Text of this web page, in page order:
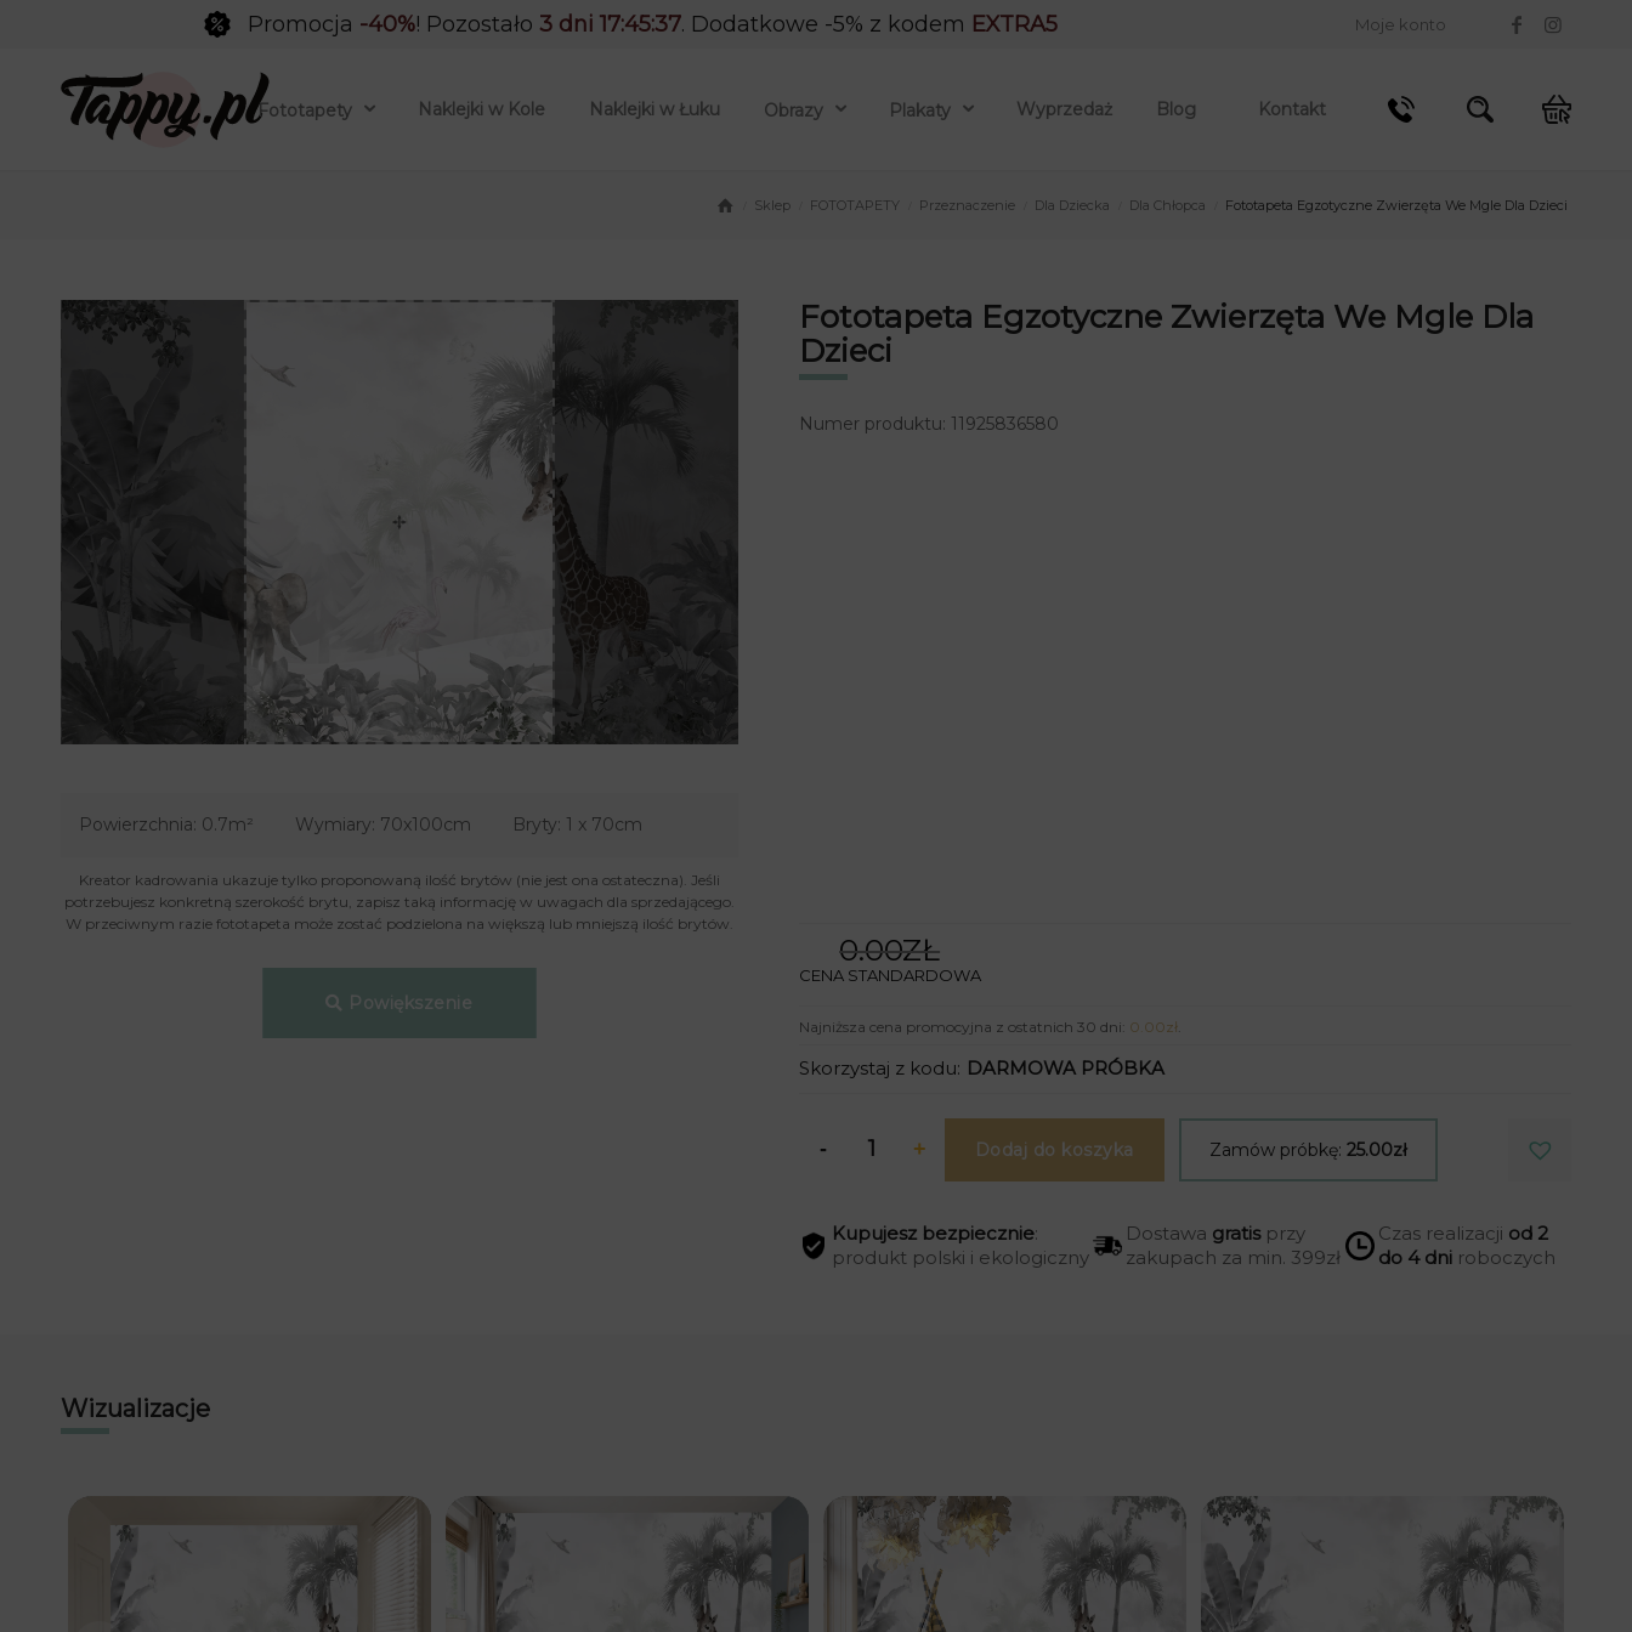
Moje konto
Promocja -40%! Pozostało 3 dni 17:45:36. Dodatkowe -5% z kodem EXTRA5
Fototapety Naklejki w Kole Naklejki w Łuku Obrazy Plakaty Wyprzedaż Blog Kontakt
Sklep FOTOTAPETY Przeznaczenie Dla Dziecka Dla Chłopca Fototapeta Egzotyczne Zwierzęta We Mgle Dla Dzieci
Powierzchnia: 0.7m² Wymiary: 70x100cm Bryty: 1 x 70cm
Kreator kadrowania ukazuje tylko proponowaną ilość brytów (nie jest ona ostateczna). Jeśli
potrzebujesz konkretną szerokość brytu, zapisz taką informację w uwagach dla sprzedającego.
W przeciwnym razie fototapeta może zostać podzielona na większą lub mniejszą ilość brytów.
Powiększenie
Fototapeta Egzotyczne Zwierzęta We Mgle Dla
Dzieci
Numer produktu: 11925836580
0.00ZŁ
CENA STANDARDOWA
Najniższa cena promocyjna z ostatnich 30 dni: 0.00zł.
Skorzystaj z kodu: DARMOWA PRÓBKA
Dodaj do koszyka Zamów próbkę:25.00zł
Kupujesz bezpiecznie:
produkt polski i ekologiczny
Dostawa gratisprzy
zakupach za min. 399zł
Czas realizacji od 2
do 4 dni roboczych
Wizualizacje